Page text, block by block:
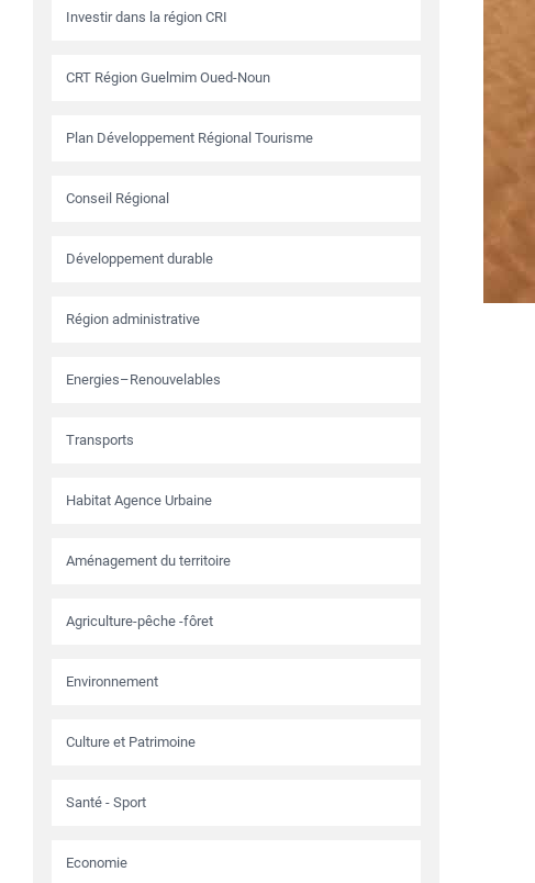
Investir dans la région CRI
CRT Région Guelmim Oued-Noun
Plan Développement Régional Tourisme
Conseil Régional
Développement durable
Région administrative
Energies–Renouvelables
Transports
Habitat Agence Urbaine
Aménagement du territoire
Agriculture-pêche -fôret
Environnement
Culture et Patrimoine
Santé - Sport
Economie